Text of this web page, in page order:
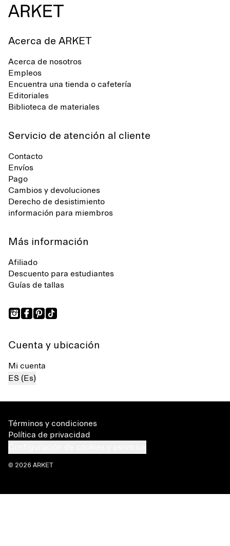
Acerca de ARKET
Acerca de nosotros
Empleos
Encuentra una tienda o cafetería
Editoriales
Biblioteca de materiales
Servicio de atención al cliente
Contacto
Envíos
Pago
Cambios y devoluciones
Derecho de desistimiento
información para miembros
Más información
Afiliado
Descuento para estudiantes
Guías de tallas
Cuenta y ubicación
Mi cuenta
ES (Es)
Términos y condiciones
Política de privacidad
© 2026 ARKET